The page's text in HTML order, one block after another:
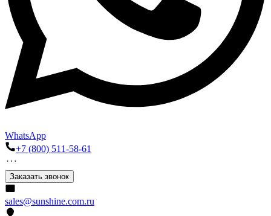
WhatsApp
+7 (800) 511-58-61
Заказать звонок
sales@sunshine.com.ru